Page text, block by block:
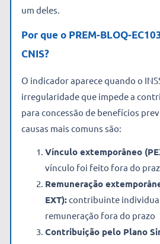
um deles.
Por que o PREM-BLOQ-
CNIS?
O indicador aparece quando o
irregularidade que impede a
para concessão de benefícios
causas mais comuns são:
Vínculo extemporâneo
vínculo foi feito fora do
Remuneração
EXT):contribuinte
remuneração fora do prazo
Contribuição pelo Plano